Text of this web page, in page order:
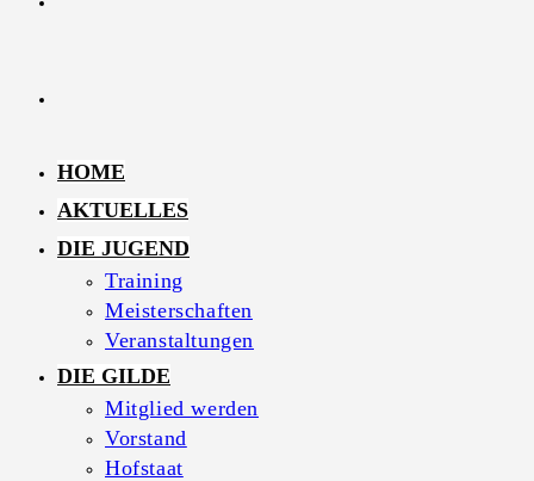
HOME
AKTUELLES
DIE JUGEND
Training
Meisterschaften
Veranstaltungen
DIE GILDE
Mitglied werden
Vorstand
Hofstaat